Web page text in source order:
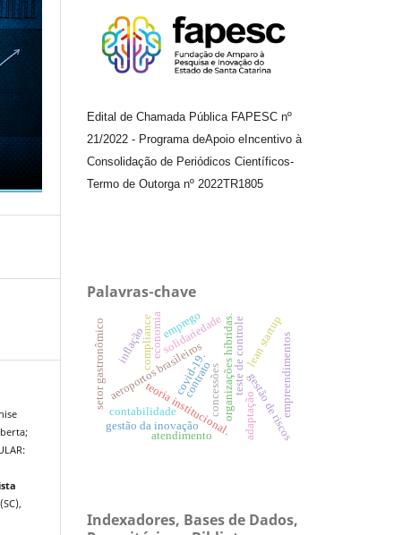
Edital de Chamada Pública FAPESC nº
21/2022 - Programa deApoio e Incentivo à
Consolidação de Periódicos Científicos-
Termo de Outorga nº 2022TR1805
Palavras-chave
covid-19.concessões
aeroportos brasileiros organizações híbridas.
teoria institucional.
teste de controle
gestão de riscos
compliance lean startup
gestão da inovação
setor gastronômico
adaptação
atendimento
solidariedade empreendimentos
economia
contabilidade
emprego
contrato
inflação
Indexadores, Bases de Dados,